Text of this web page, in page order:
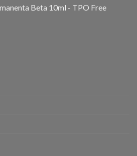
Beta 10ml - TPO Free